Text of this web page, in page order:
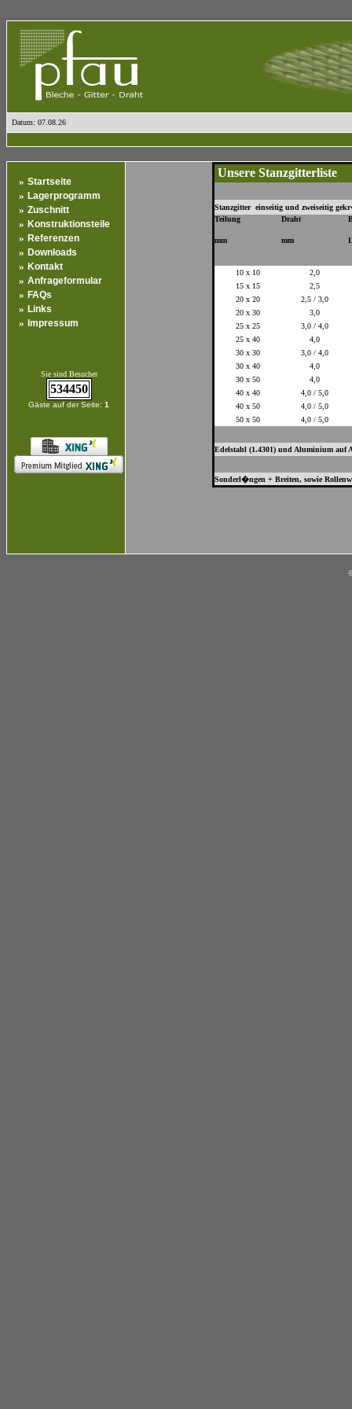
Datum: 07.08.26
» Startseite
» Lagerprogramm
» Zuschnitt
» Konstruktionsteile
» Referenzen
» Downloads
» Kontakt
» Anfrageformular
» FAQs
» Links
» Impressum
Sie sind Besucher
534450
Gäste auf der Seite: 1
Unsere Stanzgitterliste
Stanzgitter einseitig und zweiseitig
Teilung
mm
Draht
mm
10 x 10
2,0
15 x 15
2,5
20 x 20
2,5 / 3,0
20 x 30
3,0
25 x 25
3,0 / 4,0
25 x 40
4,0
30 x 30
3,0 / 4,0
30 x 40
4,0
30 x 50
4,0
40 x 40
4,0 / 5,0
40 x 50
4,0 / 5,0
50 x 50
4,0 / 5,0
Edelstahl (1.4301) und Aluminium auf
Sonderl�ngen + Breiten, sowie